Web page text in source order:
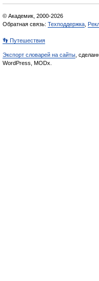
© Академик, 2000-2026
Обратная связь: Техподдержка
👣 Путешествия
Экспорт словарей на сайты ,
WordPress, MODx.